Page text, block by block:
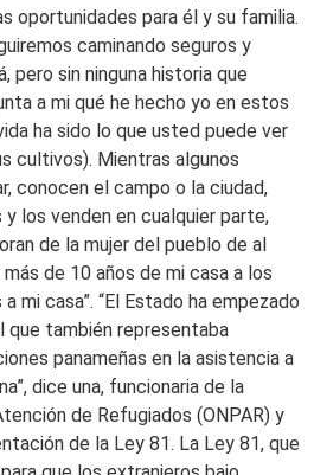
oportunidades para él y su familia.
caminando seguros y
pero sin ninguna historia que
a mi qué he hecho yo en estos
ha sido lo que usted puede ver
cultivos). Mientras algunos
conocen el campo o la ciudad,
los venden en cualquier parte,
de la mujer del pueblo de al
de 10 años de mi casa a los
mi casa”. “El Estado ha empezado
que también representaba
panameñas en la asistencia a
dice una, funcionaria de la
de Refugiados (ONPAR) y
de la Ley 81. La Ley 81, que